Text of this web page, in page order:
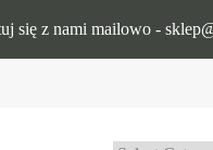
się z nami mailowo -